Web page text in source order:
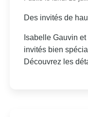
Des invités de
Isabelle Gauvin
invités bien
Découvrez les